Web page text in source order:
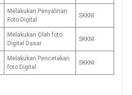
Melakukan Penyalinan
Foto Digital
SKKNI
Melakukan Olah foto
Digital Dasar
SKKNI
Melakukan Pencetakan
foto Digital
SKKNI